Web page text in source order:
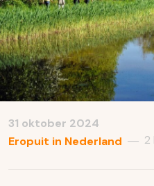
31 oktober 2024
Eropuit in Nederland — 2